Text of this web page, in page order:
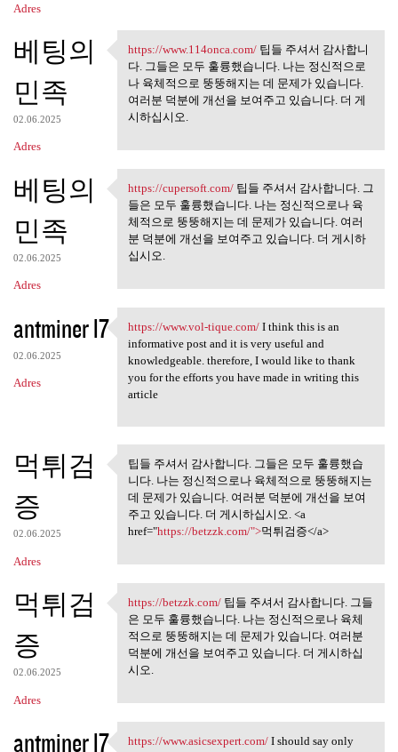
Adres
베팅의
민족
02.06.2025
Adres
https://www.114onca.com/ 팁들
https://www.114onca.com/팁들 주셔서 감사합니
다. 그들은 모두 훌륭했습니다. 나는 정신적으로
나 육체적으로 뚱뚱해지는 데 문제가 있습니다.
여러분 덕분에 개선을 보여주고 있습니다. 더 게
시하십시오.
베팅의
민족
02.06.2025
Adres
https://cupersoft.com/ 팁들 주셔서
https://cupersoft.com/팁들 주셔서 감사합니다. 그
들은 모두 훌륭했습니다. 나는 정신적으로나 육
체적으로 뚱뚱해지는 데 문제가 있습니다. 여러
분 덕분에 개선을 보여주고 있습니다. 더 게시하
십시오.
antminer l7
02.06.2025
Adres
https://www.vol-tique.com/ I
https://www.vol-tique.com/I think this is an
informative post and it is very useful and
knowledgeable. therefore, I would like to thank
you for the efforts you have made in writing this
article
먹튀검
증
02.06.2025
Adres
팁들 주셔서 감사합니다. 그들은
모두 훌륭했습니다.
팁들 주셔서 감사합니다. 그들은 모두 훌륭했습
니다. 나는 정신적으로나 육체적으로 뚱뚱해지는
데 문제가 있습니다. 여러분 덕분에 개선을 보여
주고 있습니다. 더 게시하십시오. <a
href="https://betzzk.com/">먹튀검증</a>
먹튀검
증
02.06.2025
Adres
https://betzzk.com/ 팁들 주셔서
https://betzzk.com/팁들 주셔서 감사합니다. 그들
은 모두 훌륭했습니다. 나는 정신적으로나 육체
적으로 뚱뚱해지는 데 문제가 있습니다. 여러분
덕분에 개선을 보여주고 있습니다. 더 게시하십
시오.
antminer l7 https://www.asicsexpert.com/I should say only